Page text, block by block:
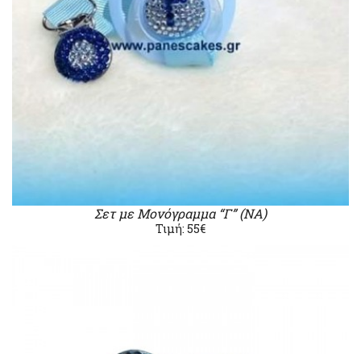
Σετ με Μονόγραμμα “Γ” (ΝΑ)
Τιμή: 55€